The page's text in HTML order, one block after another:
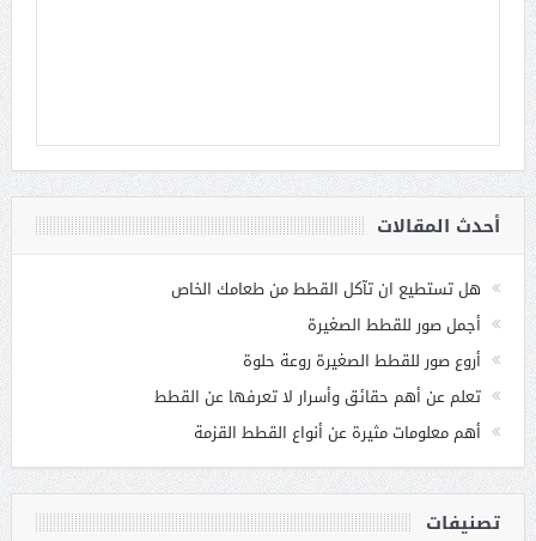
أحدث المقالات
هل تستطيع ان تآكل القطط من طعامك الخاص
أجمل صور للقطط الصغيرة
أروع صور للقطط الصغيرة روعة حلوة
تعلم عن أهم حقائق وأسرار لا تعرفها عن القطط
أهم معلومات مثيرة عن أنواع القطط القزمة
تصنيفات